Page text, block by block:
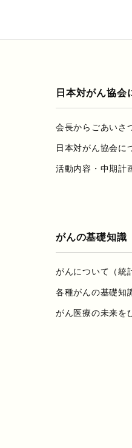
日本対がん協会
会長からごあいさ
日本対がん協会に
活動内容・中期計
がんの基礎知識
がんについて（統
各種がんの基礎知
がん医療の未来を